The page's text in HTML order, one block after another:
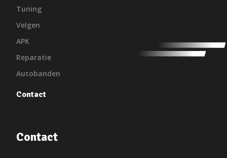
Tuning
Velgen
APK
Reparatie
Autobanden
Contact
Contact